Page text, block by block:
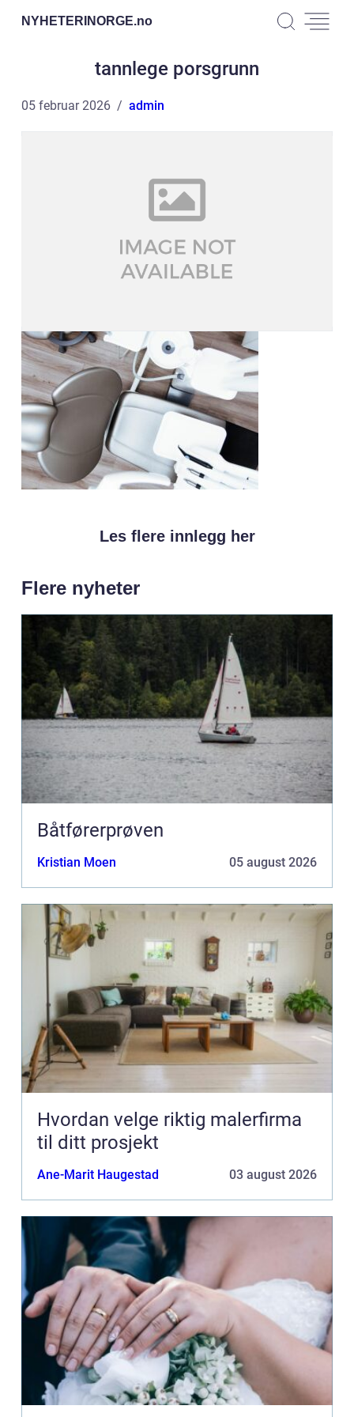
NYHETERINORGE.no
tannlege porsgrunn
05 februar 2026 admin
Les flere innlegg her
Flere nyheter
Båtførerprøven
Kristian Moen 05 august 2026
Hvordan velge riktig malerfirma
til ditt prosjekt
Ane-Marit Haugestad 03 august 2026